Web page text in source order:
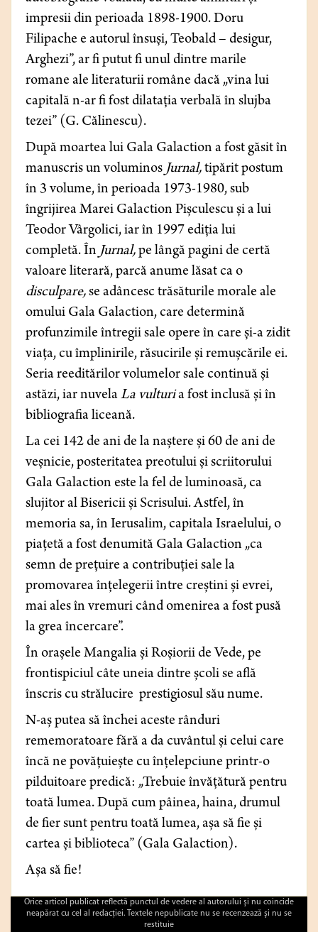
impresii din perioada 1898-1900. Doru
Filipache e autorul însuși, Teobald – desigur,
Arghezi”, ar fi putut fi unul dintre marile
romane ale literaturii române dacă „vina lui
capitală n-ar fi fost dilatația verbală în slujba
tezei” (G. Călinescu).
După moartea lui Gala Galaction a fost găsit în
manuscris un voluminosJurnal,tipărit postum
în 3 volume, în perioada 1973-1980, sub
îngrijirea Marei Galaction Pișculescu și a lui
Teodor Vârgolici, iar în 1997 ediția lui
completă. ÎnJurnal,pe lângă pagini de certă
valoare literară,parcă anume lăsat ca o
disculpare,se adâncesc trăsăturile morale ale
omului Gala Galaction, care determină
profunzimile întregii sale opere în care și-a zidit
viața, cu împlinirile, răsucirile și remușcările ei.
Seria reeditărilor volumelor sale continuă și
astăzi, iar nuvela La vulturia fost inclusă și în
bibliografia liceană.
La cei 142 de ani de la naștere și 60 de ani de
veșnicie, posteritatea preotului și scriitorului
Gala Galaction este la fel de luminoasă, ca
slujitor al Bisericii și Scrisului. Astfel, în
memoria sa, în Ierusalim, capitala Israelului, o
piațetă a fost denumită Gala Galaction „ca
semn de prețuire a contribuției sale la
promovarea înțelegerii între creștini și evrei,
mai ales în vremuri când omenirea a fost pusă
la grea încercare”.
În orașele Mangalia și Roșiorii de Vede, pe
frontispiciul câte uneia dintre școli se află
înscris cu strălucire prestigiosul său nume.
N-aș putea să închei aceste rânduri
rememoratoare fără a da cuvântulși celui care
încă ne povățuiește cu înțelepciune printr-o
pilduitoare predică: „Trebuie învățătură pentru
toată lumea. După cum pâinea, haina, drumul
de fier sunt pentru toată lumea, așa să fie și
cartea și biblioteca” (Gala Galaction).
Așa să fie!
Orice articol publicat reflectă punctul de vedere al autorului şi nu coincide
neapărat cu cel al redacţiei. Textele nepublicate nu se recenzează şi nu se
restituie